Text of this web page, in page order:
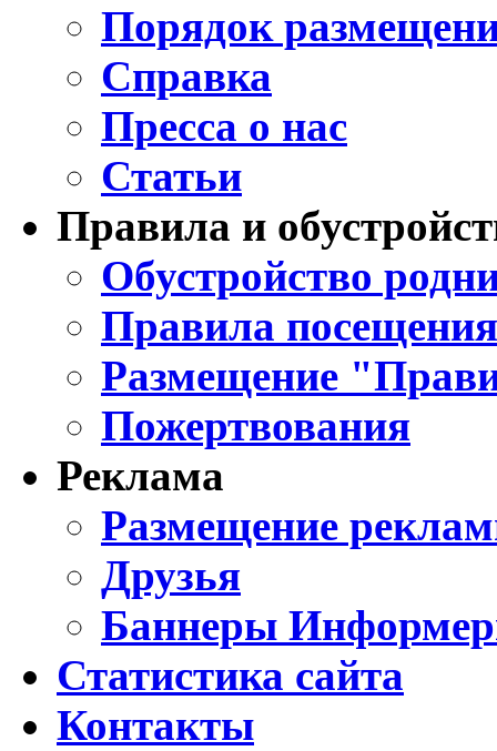
Порядок
Справка
Пресса о нас
Статьи
Правила и
Обустройство
Правила
Размещение
Пожертвования
Реклама
Размещение
Друзья
Баннеры
Статистика сайта
Контакты